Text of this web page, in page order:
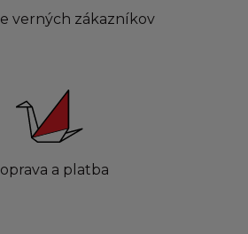
verných zákazníkov
a platba